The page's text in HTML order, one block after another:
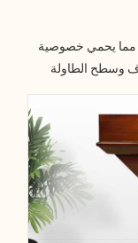
مما يحمي خصوصية